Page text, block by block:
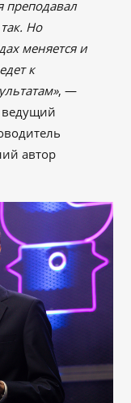
преподавал
Но
меняется и
к
, —
ведущий
автор